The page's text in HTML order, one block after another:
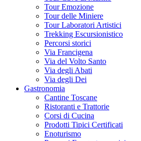
Tour Emozione
Tour delle Miniere
Tour Laboratori Artistici
Trekking Escursionistico
Percorsi storici
Via Francigena
Via del Volto Santo
Via degli Abati
Via degli Dei
Gastronomia
Cantine Toscane
Ristoranti e Trattorie
Corsi di Cucina
Prodotti Tipici Certificati
Enoturismo